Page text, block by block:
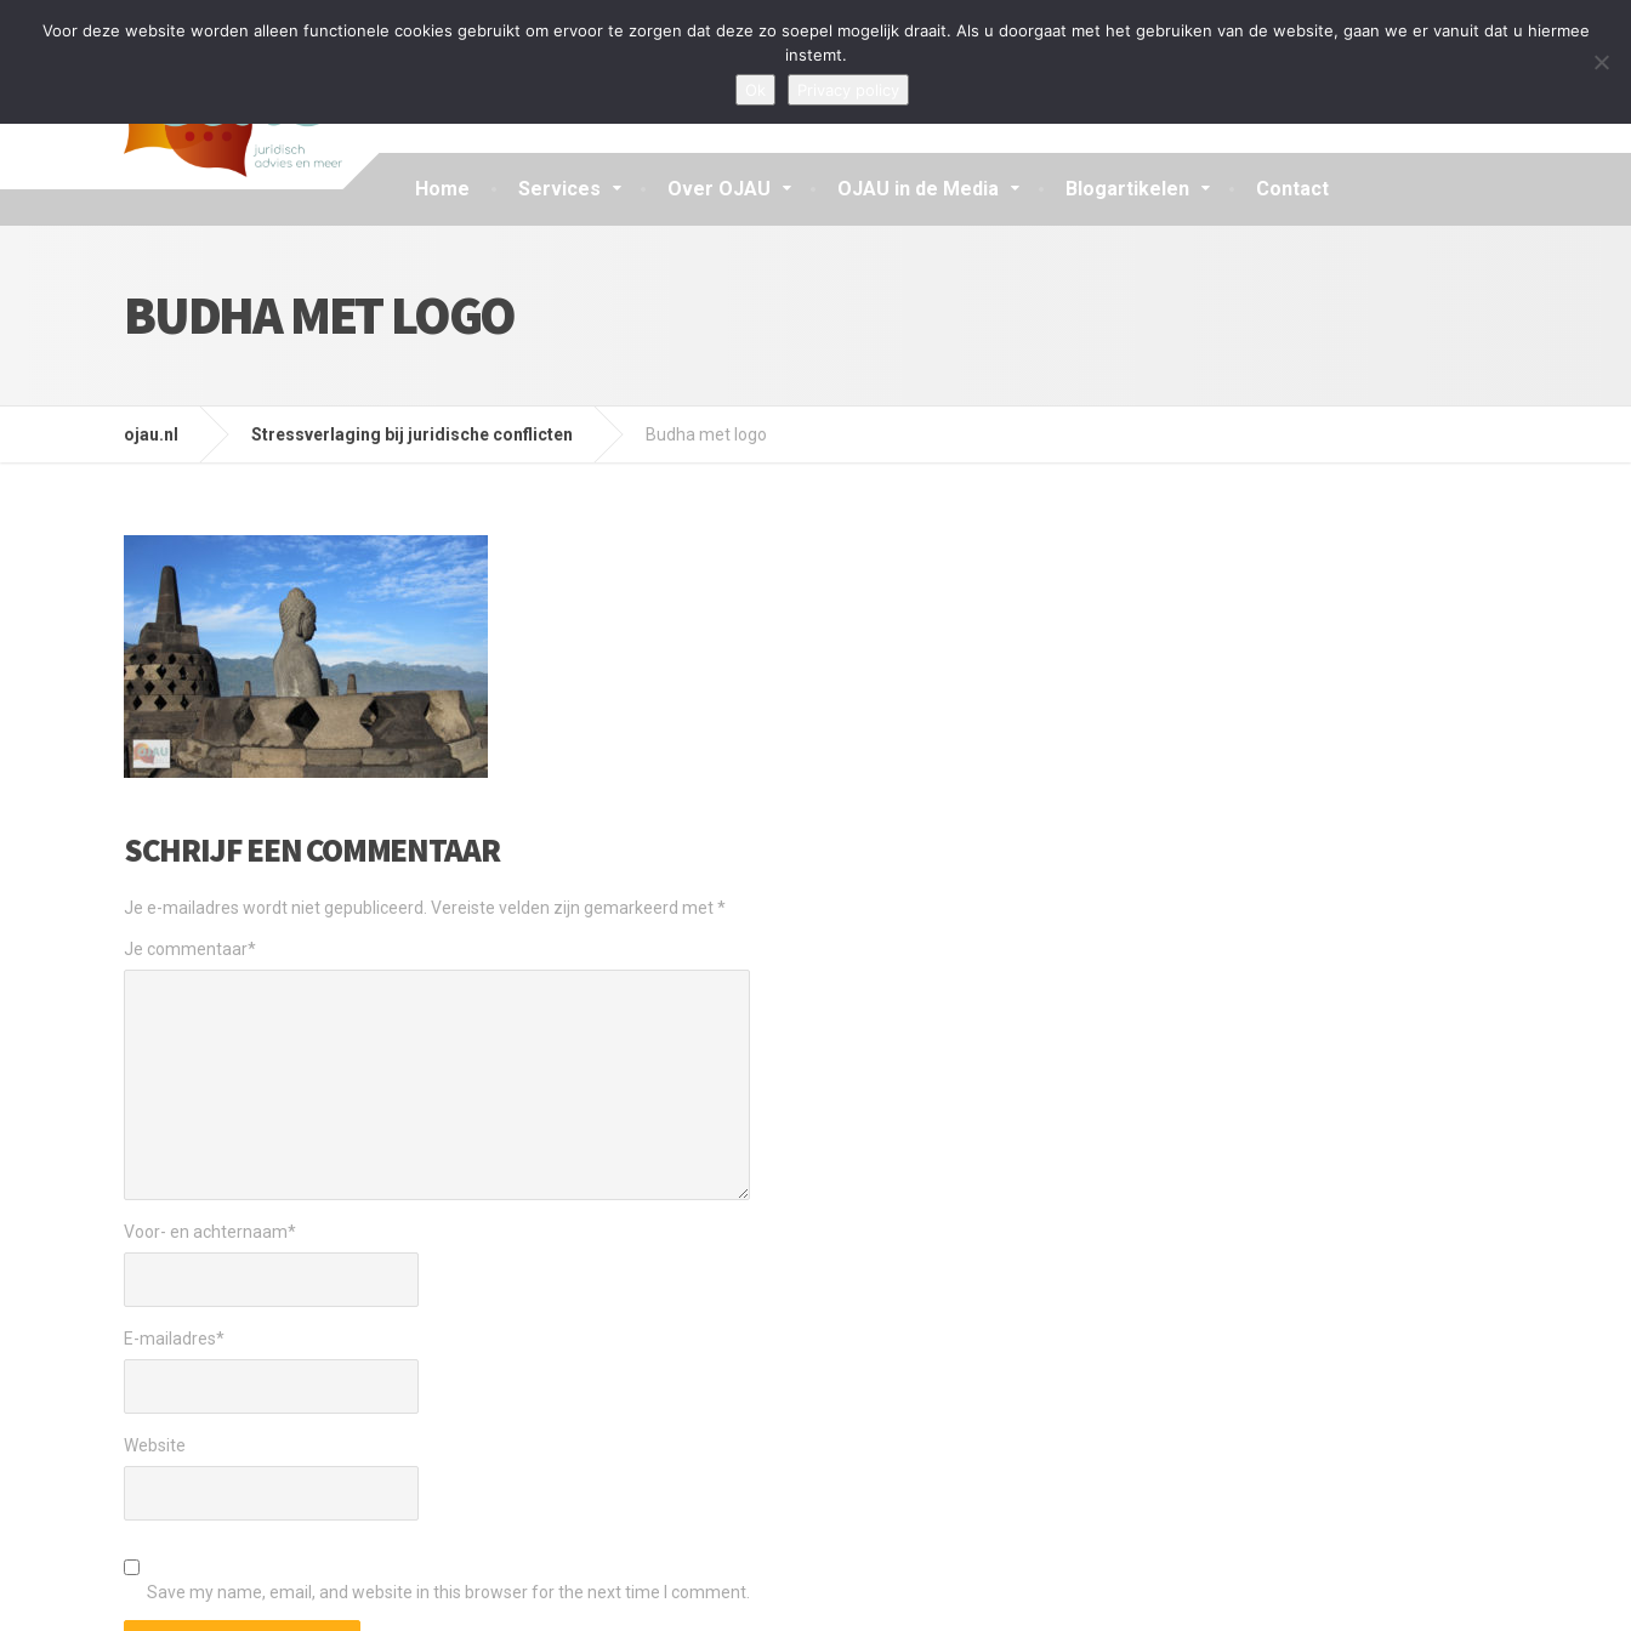
Tijdelijke stop: wegens drukte kan ik beperkt nieuwe zaken aannemen en vragen beantwoorden Algemene Voorwaarden Disclaimer Privacybeleid
Home Services Over OJAU OJAU in de Media Blogartikelen Contact
BUDHA MET LOGO
ojau.nl Stressverlaging bij juridische conflicten Budha met logo
SCHRIJF EEN COMMENTAAR
Je e-mailadres wordt niet gepubliceerd. Vereiste velden zijn gemarkeerd met*
Je commentaar*
Voor- en achternaam*
E-mailadres*
Website
Save my name, email, and website in this browser for the next time I comment.
Voor deze website worden alleen functionele cookies gebruikt om ervoor te zorgen dat deze zo soepel mogelijk draait. Als u doorgaat met het gebruiken van de website, gaan we er vanuit dat u hiermee
instemt.